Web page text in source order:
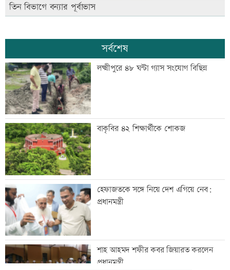
তিন বিভাগে বন্যার পূর্বাভাস
সর্বশেষ
লক্ষ্মীপুরে ৪৮ ঘন্টা গ্যাস সংযোগ বিছিন্ন
বাকৃবির ৪২ শিক্ষার্থীকে শোকজ
হেফাজতকে সঙ্গে নিয়ে দেশ এগিয়ে নেব:
প্রধানমন্ত্রী
শাহ আহমদ শফীর কবর জিয়ারত করলেন
প্রধানমন্ত্রী